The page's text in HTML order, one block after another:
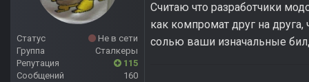
Статус
Не в сети
Группа
Сталкеры
Репутация
115
Сообщений
160
Считаю что разработчики
как компромат друг на друга,
солью ваши изначальные